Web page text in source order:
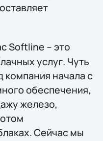
Softline – это
услуг. Чуть
компания начала с
обеспечения,
железо,
Сейчас мы